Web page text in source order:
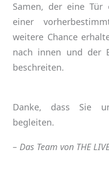
Samen, der eine
einer
weitere Chance
nach innen und der
beschreiten.
Danke, dass Sie
begleiten.
– Das Team von THE